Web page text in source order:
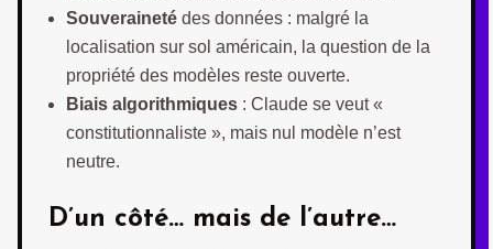
Souveraineté des données : malgré la
localisation sur sol américain, la question de la
propriété des modèles reste ouverte.
Biais algorithmiques : Claude se veut «
constitutionnaliste », mais nul modèle n’est
neutre.
D’un côté… mais de l’autre…